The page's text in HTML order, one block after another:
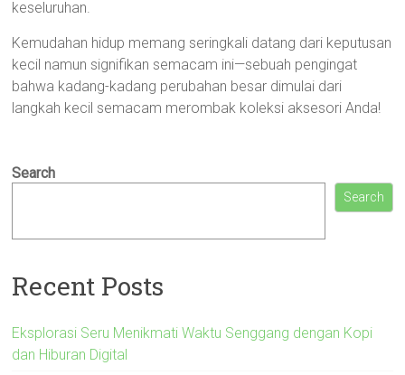
keseluruhan.
Kemudahan hidup memang seringkali datang dari keputusan
kecil namun signifikan semacam ini—sebuah pengingat
bahwa kadang-kadang perubahan besar dimulai dari
langkah kecil semacam merombak koleksi aksesori Anda!
Search
Search
Recent Posts
Eksplorasi Seru Menikmati Waktu Senggang dengan Kopi
dan Hiburan Digital